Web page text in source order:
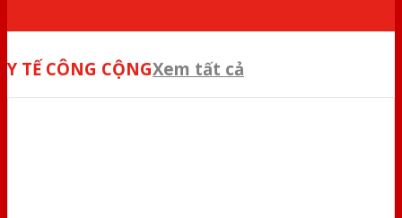
Y TẾ CÔNG CỘNGXem tất cả